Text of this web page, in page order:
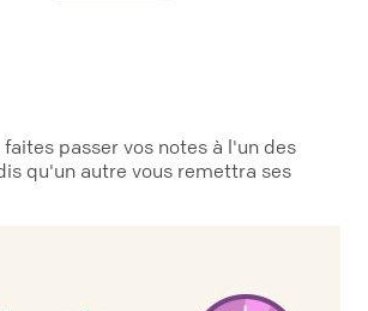
passer vos notes à l'un des
qu'un autre vous remettra ses